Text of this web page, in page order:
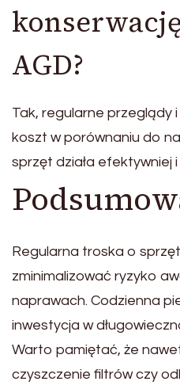
AGD?
Tak, regularne przeglądy
koszt w porównaniu do
sprzęt działa efektywniej
Regularna troska o
zminimalizować ryzyko
naprawach. Codzienna
inwestycja w
Warto pamiętać, że
czyszczenie filtrów czy